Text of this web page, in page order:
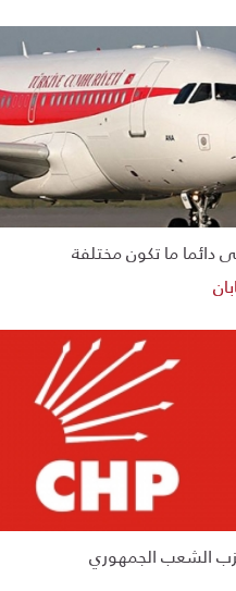
دائما ما تكون مختلفة
الشعب الجمهوري